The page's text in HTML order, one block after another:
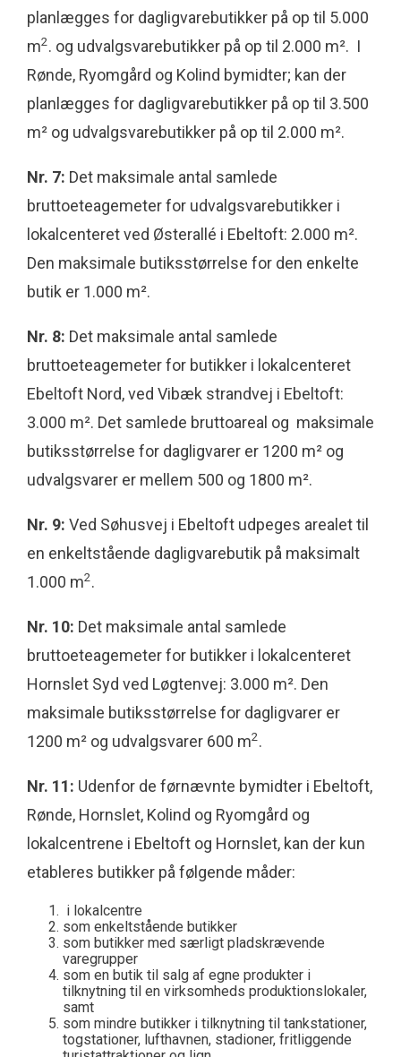
planlægges for dagligvarebutikker på op til 5.000
m2. og udvalgsvarebutikker på op til 2.000 m². I
Rønde, Ryomgård og Kolind bymidter; kan der
planlægges for dagligvarebutikker på op til 3.500
m² og udvalgsvarebutikker på op til 2.000 m².
Nr. 7: Det maksimale antal samlede
bruttoeteagemeter for udvalgsvarebutikker i
lokalcenteret ved Østerallé i Ebeltoft: 2.000 m².
Den maksimale butiksstørrelse for den enkelte
butik er 1.000 m².
Nr. 8: Det maksimale antal samlede
bruttoeteagemeter for butikker i lokalcenteret
Ebeltoft Nord, ved Vibæk strandvej i Ebeltoft:
3.000 m². Det samlede bruttoareal og maksimale
butiksstørrelse for dagligvarer er 1200 m² og
udvalgsvarer er mellem 500 og 1800 m².
Nr. 9: Ved Søhusvej i Ebeltoft udpeges arealet til
en enkeltstående dagligvarebutik på maksimalt
1.000 m2.
Nr. 10: Det maksimale antal samlede
bruttoeteagemeter for butikker i lokalcenteret
Hornslet Syd ved Løgtenvej: 3.000 m². Den
maksimale butiksstørrelse for dagligvarer er
1200 m² og udvalgsvarer 600 m2.
Nr. 11: Udenfor de førnævnte bymidter i Ebeltoft,
Rønde, Hornslet, Kolind og Ryomgård og
lokalcentrene i Ebeltoft og Hornslet, kan der kun
etableres butikker på følgende måder:
i lokalcentre
som enkeltstående butikker
som butikker med særligt pladskrævende
varegrupper
som en butik til salg af egne produkter i
tilknytning til en virksomheds produktionslokaler,
samt
som mindre butikker i tilknytning til tankstationer,
togstationer, lufthavnen, stadioner, fritliggende